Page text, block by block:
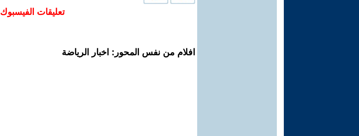
تعليقات الفيسبوك
افلام من نفس المحور: اخبار الرياضة